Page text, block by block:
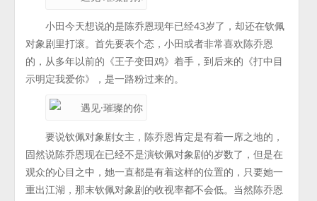
小田今天想说的是陈乔恩现年已经43岁了，却还在钦佩
对象剧里打滚。首先要表个态，小田或者非常喜欢陈乔恩
的，从多年以前的《王子变田鸡》着手，到后来的《打中目
示明定我爱你》，是一路粉过来的。
要说钦佩对象剧女主，陈乔恩肯定是有着一席之地的，
固然说陈乔恩现在已经不是演钦佩对象剧的岁数了，但是在
观众的心目之中，她一直都是有着这样的位置的，只要她一
重出江湖，那末钦佩对象剧的收视率都不会低。当然陈乔恩